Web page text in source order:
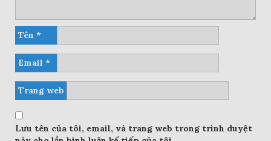
Tên *
Email *
Trang web
Lưu tên của tôi, email, và trang web trong trình duyệt